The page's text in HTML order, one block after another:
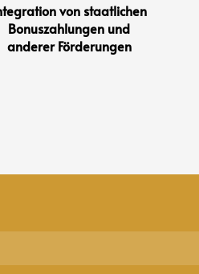
von staatlichen
Bonuszahlungen und
anderer Förderungen